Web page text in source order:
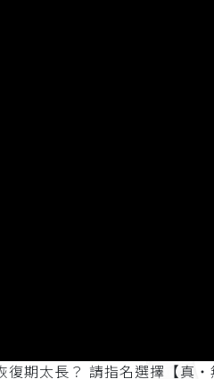
復期太長？ 請指名選擇【真‧